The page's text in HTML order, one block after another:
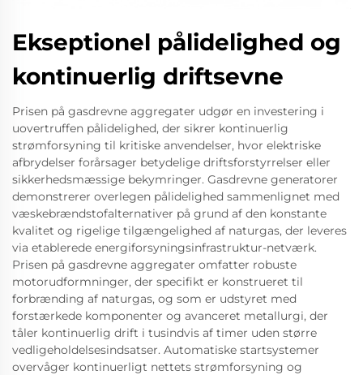
Ekseptionel pålidelighed og
kontinuerlig driftsevne
Prisen på gasdrevne aggregater udgør en investering i
uovertruffen pålidelighed, der sikrer kontinuerlig
strømforsyning til kritiske anvendelser, hvor elektriske
afbrydelser forårsager betydelige driftsforstyrrelser eller
sikkerhedsmæssige bekymringer. Gasdrevne generatorer
demonstrerer overlegen pålidelighed sammenlignet med
væskebrændstofalternativer på grund af den konstante
kvalitet og rigelige tilgængelighed af naturgas, der leveres
via etablerede energiforsyningsinfrastruktur-netværk.
Prisen på gasdrevne aggregater omfatter robuste
motorudformninger, der specifikt er konstrueret til
forbrænding af naturgas, og som er udstyret med
forstærkede komponenter og avanceret metallurgi, der
tåler kontinuerlig drift i tusindvis af timer uden større
vedligeholdelsesindsatser. Automatiske startsystemer
overvåger kontinuerligt nettets strømforsyning og